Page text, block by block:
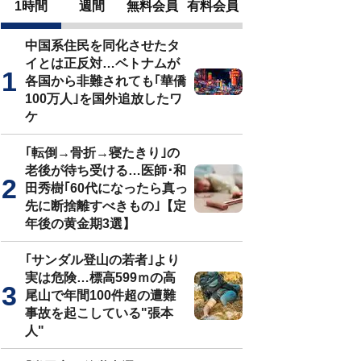
1時間 週間 無料会員 有料会員
中国系住民を同化させたタ
イとは正反対…ベトナムが
各国から非難されても｢華僑
100万人｣を国外追放したワ
ケ
｢転倒→骨折→寝たきり｣の
老後が待ち受ける…医師･和
田秀樹｢60代になったら真っ
先に断捨離すべきもの｣【定
年後の黄金期3選】
｢サンダル登山の若者｣より
実は危険…標高599ｍの高
尾山で年間100件超の遭難
事故を起こしている"張本
人"